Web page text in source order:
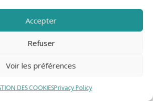
Accepter
Refuser
Voir les préférences
DES COOKIESPrivacy Policy
ses anges à notre service, nous
n’avons plus rien à redouter. Nous
tremble, même si ’il y ait des
y a des djihadistes. Nous n’avons pas à